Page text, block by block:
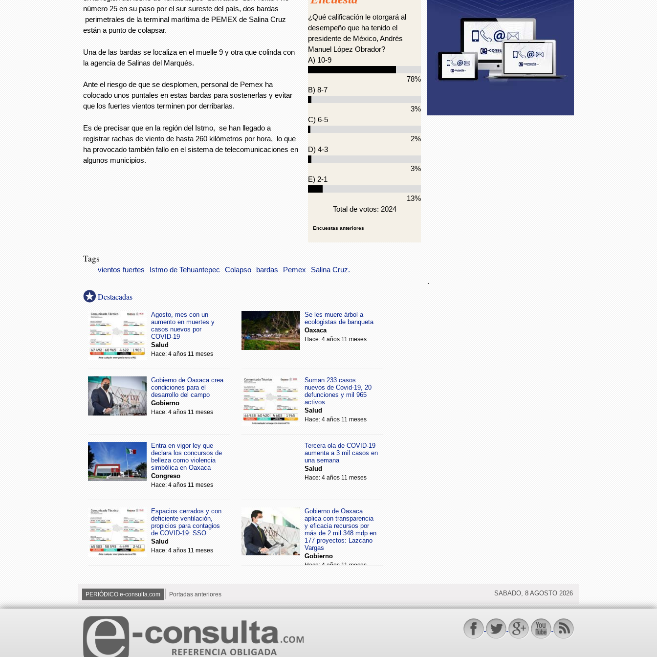
número 25 en su paso por el sur sureste del país, dos bardas
perimetrales de la terminal marítima de PEMEX de Salina Cruz
están a punto de colapsar.
Una de las bardas se localiza en el muelle 9 y otra que colinda con
la agencia de Salinas del Marqués.
Ante el riesgo de que se desplomen, personal de Pemex ha
colocado unos puntales en estas bardas para sostenerlas y evitar
que los fuertes vientos terminen por derribarlas.
Es de precisar que en la región del Istmo, se han llegado a
registrar rachas de viento de hasta 260 kilómetros por hora, lo que
ha provocado también fallo en el sistema de telecomunicaciones en
algunos municipios.
¿Qué calificación le otorgará al
desempeño que ha tenido el
presidente de México, Andrés
Manuel López Obrador?
A) 10-9
78%
B) 8-7
3%
C) 6-5
2%
D) 4-3
3%
E) 2-1
13%
Total de votos: 2024
Encuestas anteriores
Tags
vientos fuertes Istmo de Tehuantepec Colapso bardas Pemex Salina Cruz.
Destacadas
Agosto, mes con un
aumento en muertes y
casos nuevos por
COVID-19
Salud
Hace: 4 años 11 meses
Se les muere árbol a
ecologistas de banqueta
Oaxaca
Hace: 4 años 11 meses
Gobierno de Oaxaca crea
condiciones para el
desarrollo del campo
Gobierno
Hace: 4 años 11 meses
Suman 233 casos
nuevos de Covid-19, 20
defunciones y mil 965
activos
Salud
Hace: 4 años 11 meses
Entra en vigor ley que
declara los concursos de
belleza como violencia
simbólica en Oaxaca
Congreso
Hace: 4 años 11 meses
Tercera ola de COVID-19
aumenta a 3 mil casos en
una semana
Salud
Hace: 4 años 11 meses
Espacios cerrados y con
deficiente ventilación,
propicios para contagios
de COVID-19: SSO
Salud
Hace: 4 años 11 meses
Gobierno de Oaxaca
aplica con transparencia
y eficacia recursos por
más de 2 mil 348 mdp en
177 proyectos: Lazcano
Vargas
Gobierno
Hace: 4 años 11 meses
.
PERIÓDICO e-consulta.com Portadas anteriores SABADO, 8 AGOSTO 2026